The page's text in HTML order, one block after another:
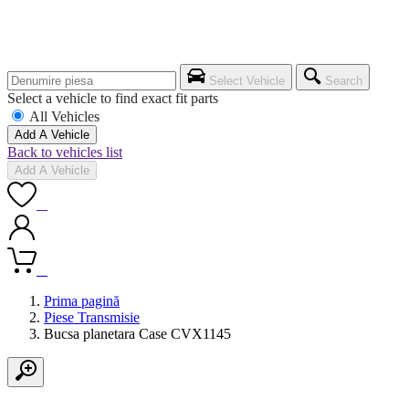
Select Vehicle Search
Select a vehicle to find exact fit parts
All Vehicles
Add A Vehicle
Back to vehicles list
Add A Vehicle
Prima pagină
Piese Transmisie
Bucsa planetara Case CVX1145